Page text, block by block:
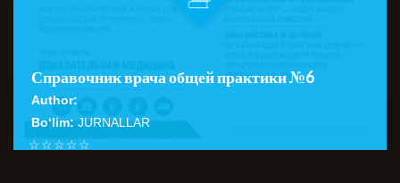
Справочник врача общей практики №6
Author:
Bo‘lim: JURNALLAR
☆
☆
☆
☆
☆